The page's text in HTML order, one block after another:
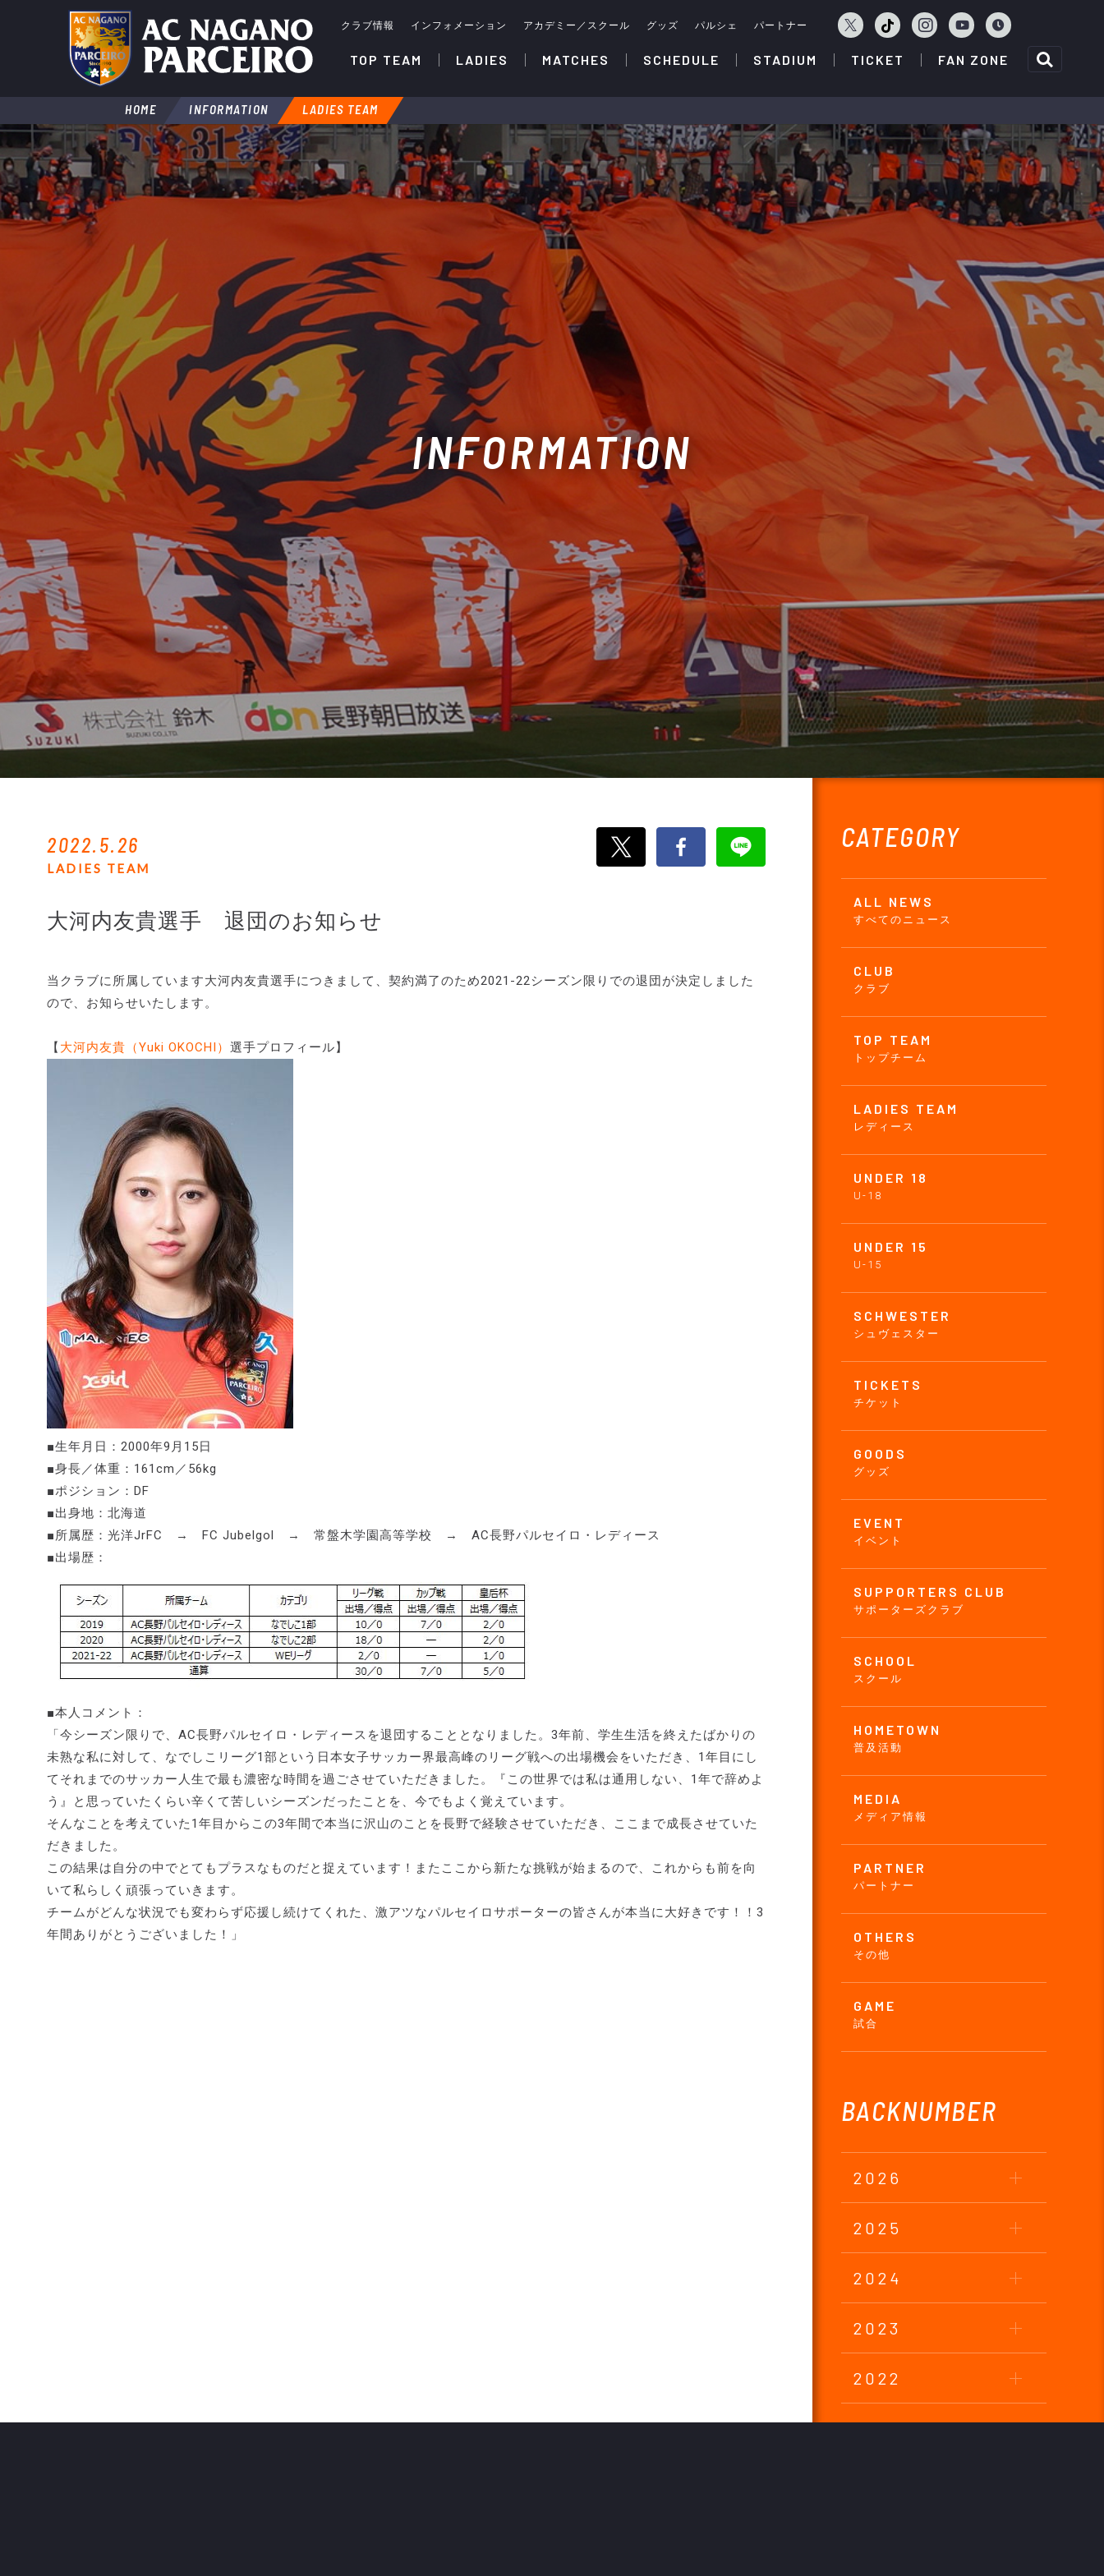
クラブ情報 インフォメーション アカデミー／スクール グッズ パルシェ パートナー
TOP TEAM LADIES MATCHES SCHEDULE STADIUM TICKET FAN ZONE
HOME INFORMATION LADIES TEAM
INFORMATION
CATEGORY
ALL NEWS
すべてのニュース
CLUB
クラブ
TOP TEAM
トップチーム
LADIES TEAM
レディース
UNDER 18
U-18
UNDER 15
U-15
SCHWESTER
シュヴェスター
TICKETS
チケット
GOODS
グッズ
EVENT
イベント
SUPPORTERS CLUB
サポーターズクラブ
SCHOOL
スクール
HOMETOWN
普及活動
MEDIA
メディア情報
PARTNER
パートナー
OTHERS
その他
GAME
試合
BACKNUMBER
2026
2025
2024
2023
2022
2021
2022.5.26
LADIES TEAM
大河内友貴選手 退団のお知らせ
当クラブに所属しています大河内友貴選手につきまして、契約満了のため2021-22シーズン限りでの退団が決定しました
ので、お知らせいたします。
【 大河内友貴（Yuki OKOCHI） 選手プロフィール】
■生年月日：2000年9月15日
■身長／体重：161cm／56kg
■ポジション：DF
■出身地：北海道
■所属歴：光洋JrFC → FC Jubelgol → 常盤木学園高等学校 → AC長野パルセイロ・レディース
■出場歴：
■本人コメント：
「今シーズン限りで、AC長野パルセイロ・レディースを退団することとなりました。3年前、学生生活を終えたばかりの
未熟な私に対して、なでしこリーグ1部という日本女子サッカー界最高峰のリーグ戦への出場機会をいただき、1年目にし
てそれまでのサッカー人生で最も濃密な時間を過ごさせていただきました。『この世界では私は通用しない、1年で辞めよ
う』と思っていたくらい辛くて苦しいシーズンだったことを、今でもよく覚えています。
そんなことを考えていた1年目からこの3年間で本当に沢山のことを長野で経験させていただき、ここまで成長させていた
だきました。
この結果は自分の中でとてもプラスなものだと捉えています！またここから新たな挑戦が始まるので、これからも前を向
いて私らしく頑張っていきます。
チームがどんな状況でも変わらず応援し続けてくれた、激アツなパルセイロサポーターの皆さんが本当に大好きです！！3
年間ありがとうございました！」